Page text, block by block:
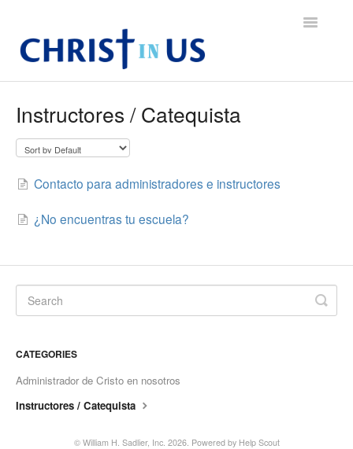
Toggle
Instructores / Catequista
Contacto para administradores e instructores
¿No encuentras tu escuela?
CATEGORIES
Administrador de Cristo en nosotros
Instructores / Catequista
© William H. Sadlier, Inc. 2026. Powered by Help Scout